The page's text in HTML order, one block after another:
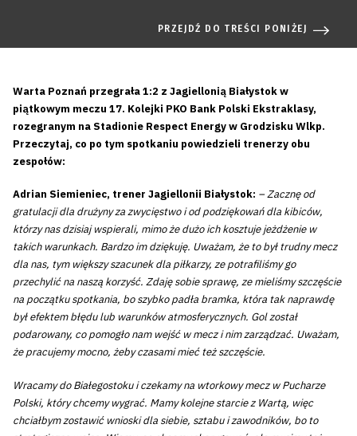
PRZEJDŹ DO TREŚCI PONIŻEJ
Warta Poznań przegrała 1:2 z Jagiellonią Białystok w
piątkowym meczu 17. Kolejki PKO Bank Polski Ekstraklasy,
rozegranym na Stadionie Respect Energy w Grodzisku Wlkp.
Przeczytaj, co po tym spotkaniu powiedzieli trenerzy obu
zespołów:
Adrian Siemieniec, trener Jagiellonii Białystok: – Zacznę od
gratulacji dla drużyny za zwycięstwo i od podziękowań dla kibiców,
którzy nas dzisiaj wspierali, mimo że dużo ich kosztuje jeżdżenie w
takich warunkach. Bardzo im dziękuję. Uważam, że to był trudny mecz
dla nas, tym większy szacunek dla piłkarzy, ze potrafiliśmy go
przechylić na naszą korzyść. Zdaję sobie sprawę, ze mieliśmy szczęście
na początku spotkania, bo szybko padła bramka, która tak naprawdę
był efektem błędu lub warunków atmosferycznych. Gol został
podarowany, co pomogło nam wejść w mecz i nim zarządzać. Uważam,
że pracujemy mocno, żeby czasami mieć też szczęście.
Wracamy do Białegostoku i czekamy na wtorkowy mecz w Pucharze
Polski, który chcemy wygrać. Mamy kolejne starcie z Wartą, więc
chciałbym zostawić wnioski dla siebie, sztabu i zawodników, bo to